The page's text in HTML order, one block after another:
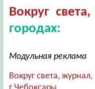
Вокруг
городах:
Модульная реклама
Вокруг света, журнал,